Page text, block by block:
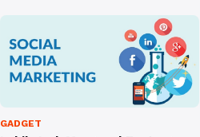
GADGET